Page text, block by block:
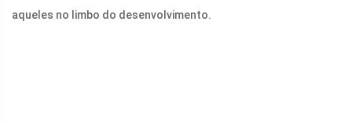
aqueles no limbo do desenvolvimento.